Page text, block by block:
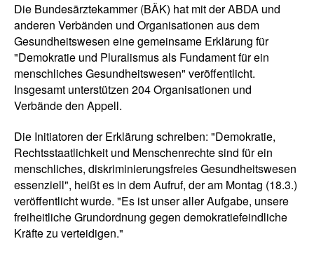
Die Bundesärztekammer (BÄK) hat mit der ABDA und
anderen Verbänden und Organisationen aus dem
Gesundheitswesen eine gemeinsame Erklärung für
"Demokratie und Pluralismus als Fundament für ein
menschliches Gesundheitswesen" veröffentlicht.
Insgesamt unterstützen 204 Organisationen und
Verbände den Appell.
Die Initiatoren der Erklärung schreiben: "Demokratie,
Rechtsstaatlichkeit und Menschenrechte sind für ein
menschliches, diskriminierungsfreies Gesundheitswesen
essenziell", heißt es in dem Aufruf, der am Montag (18.3.)
veröffentlicht wurde. "Es ist unser aller Aufgabe, unsere
freiheitliche Grundordnung gegen demokratiefeindliche
Kräfte zu verteidigen."